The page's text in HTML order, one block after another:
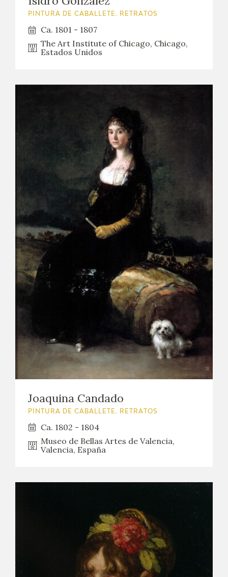
PINTURA DE CABALLETE. RETRATOS
Ca. 1801 - 1807
The Art Institute of Chicago, Chicago,
Estados Unidos
Joaquina Candado
PINTURA DE CABALLETE. RETRATOS
Ca. 1802 - 1804
Museo de Bellas Artes de Valencia,
Valencia, España